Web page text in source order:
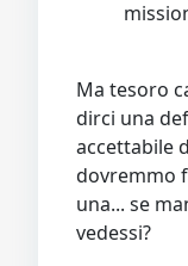
Ma tesoro
dirci una
accettabile
dovremmo
una... se
vedessi?